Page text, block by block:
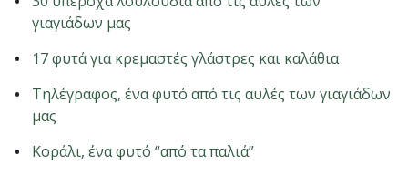
γιαγιάδων μας
17 φυτά για κρεμαστές γλάστρες και καλάθια
Τηλέγραφος, ένα φυτό από τις αυλές των γιαγιάδων
μας
Κοράλι, ένα φυτό “από τα παλιά”